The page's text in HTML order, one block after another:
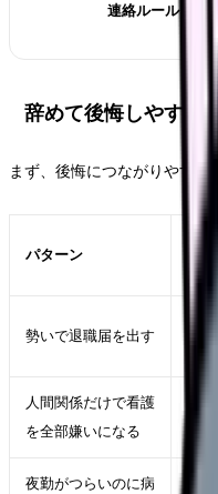
連絡ルール
辞めて後悔しやすい
まず、後悔につながりやすい
パターン 起
勢いで退職届を出す
人間関係だけで看護
を全部嫌いになる
夜勤がつらいのに病
日